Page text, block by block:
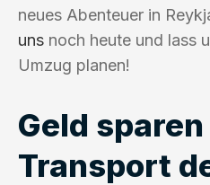
neues Abenteuer in
uns noch heute und lass
Umzug planen!
Geld
Transport